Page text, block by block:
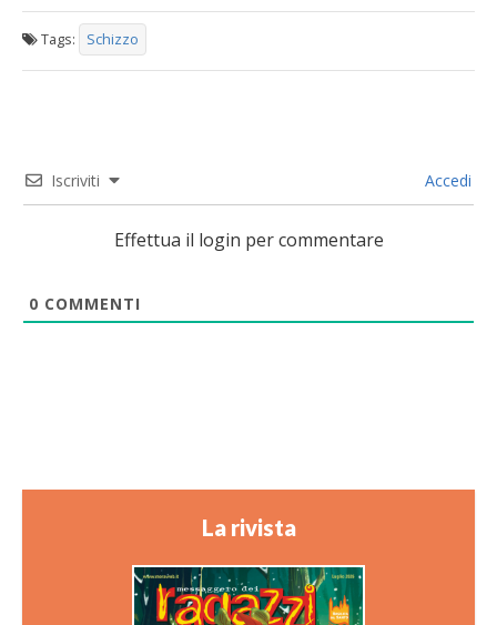
Tags: Schizzo
Iscriviti Accedi
Effettua il login per commentare
0 COMMENTI
La rivista